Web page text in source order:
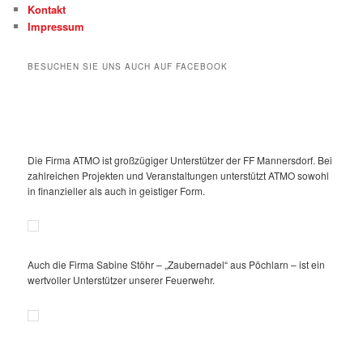
Kontakt
Impressum
BESUCHEN SIE UNS AUCH AUF FACEBOOK
Die Firma ATMO ist großzügiger Unterstützer der FF Mannersdorf. Bei
zahlreichen Projekten und Veranstaltungen unterstützt ATMO sowohl
in finanzieller als auch in geistiger Form.
Auch die Firma Sabine Stöhr – „Zaubernadel“ aus Pöchlarn – ist ein
wertvoller Unterstützer unserer Feuerwehr.